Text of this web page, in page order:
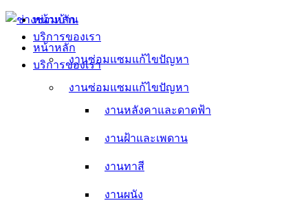
Skip
content
หน้าหลัก
บริการของเรา
งานซ่อมแซมแก้ไขปัญหา
งานหลังคาและดาดฟ้า
งานฝ้าและเพดาน
งานทาสี
งานผนัง
หน้าหลัก
บริการของเรา
งานซ่อมแซมแก้ไขปัญหา
งานหลังคาและดาดฟ้า
งานฝ้าและเพดาน
งานทาสี
งานผนัง
งานพื้น